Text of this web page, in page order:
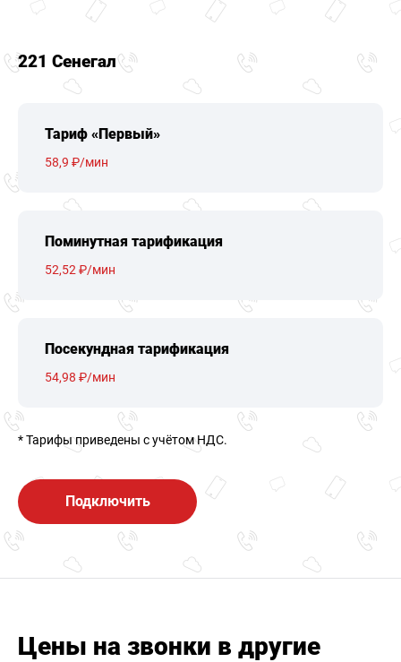
221 Сенегал
Тариф «Первый»
58,9 ₽/мин
Поминутная тарификация
52,52 ₽/мин
Посекундная тарификация
54,98 ₽/мин
* Тарифы приведены c учётом НДС.
Подключить
Цены на звонки в другие